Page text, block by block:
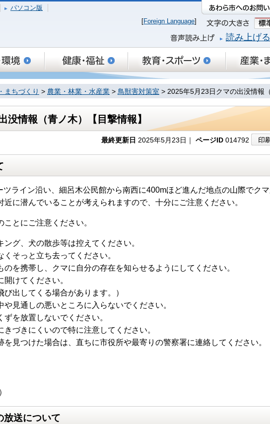
パソコン版
[Foreign Language]
読み上げる
まちづくり > 農業・林業・水産業 > 鳥獣害対策室 > 2025年5月23日クマの出没情報
没情報（青ノ木）【目撃情報】
最終更新日 2025年5月23日｜ ページID 014792
ライン沿い、細呂木公民館から南西に400mほど進んだ地点の山際でクマ
に潜んでいることが考えられますので、十分にご注意ください。
とにご注意ください。
グ、犬の散歩等は控えてください。
そっと立ち去ってください。
を携帯し、クマに自分の存在を知らせるようにしてください。
けてください。
び出してくる場合があります。）
見通しの悪いところに入らないでください。
を放置しないでください。
づきにくいので特に注意してください。
見つけた場合は、直ちに市役所や最寄りの警察署に連絡してください。
放送について